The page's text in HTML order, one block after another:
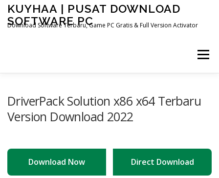
Skip
content
KUYHAA | PUSAT DOWNLOAD
SOFTWARE PC
Download Software Terbaru, Game PC Gratis & Full Version Activator
Menu
DriverPack Solution x86 x64 Terbaru
Version Download 2022
Download Now Direct Download